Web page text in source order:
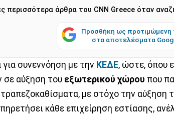
περισσότερα άρθρα του CNN Greece όταν
Προσθήκη ως προτιμώμενη
στα αποτελέσματα
συνεννόηση με την ΚΕΔΕ, ώστε, όπου
αύξηση του εξωτερικού χώρου που
τραπεζοκαθίσματα, με στόχο την αύξηση
κάθε επιχείρηση εστίασης,